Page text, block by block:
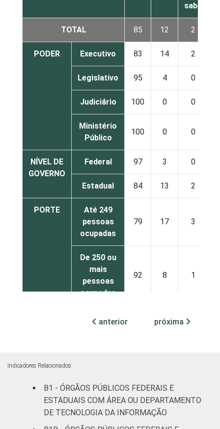
sabe
TOTAL 85 12 2
PODER Executivo 83 14 2
Legislativo 95 4 0
Judiciário 100 0 0
Ministério
Público
100 0 0
NÍVEL DE
GOVERNO
Federal 97 3 0
Estadual 84 13 2
PORTE
Até 249
pessoas
ocupadas
79 17 3
De 250 ou
mais
pessoas
ocupadas
92 8 1
Não
16
Estudos para o Desenvolvimento da
Pesquisa sobre o uso das tecnologias de
informação e comunicação no setor público
brasileiro - TIC Governo Eletrônico 2017
anterior próxima
Indicadores Relacionados
B1 - ÓRGÃOS PÚBLICOS FEDERAIS E
ESTADUAIS COM ÁREA OU DEPARTAMENTO
DE TECNOLOGIA DA INFORMAÇÃO